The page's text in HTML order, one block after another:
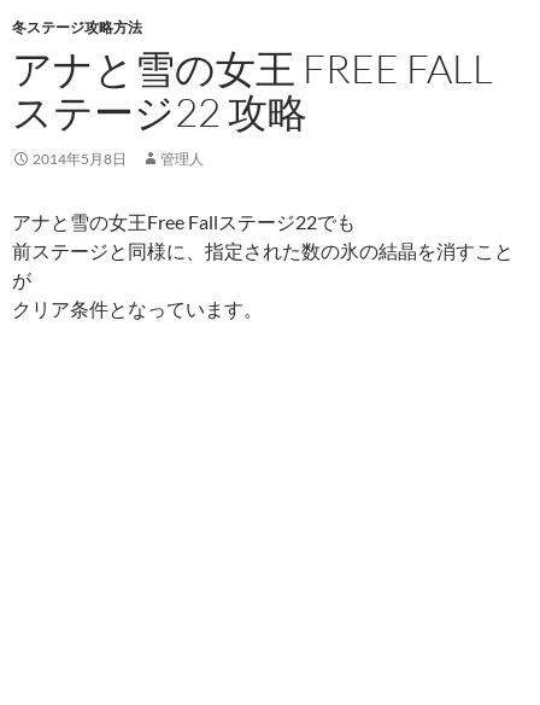
冬ステージ攻略方法
アナと雪の女王 FREE FALL
ステージ22 攻略
2014年5月8日 管理人
アナと雪の女王Free Fallステージ22でも
前ステージと同様に、指定された数の氷の結晶を消すこと
が
クリア条件となっています。